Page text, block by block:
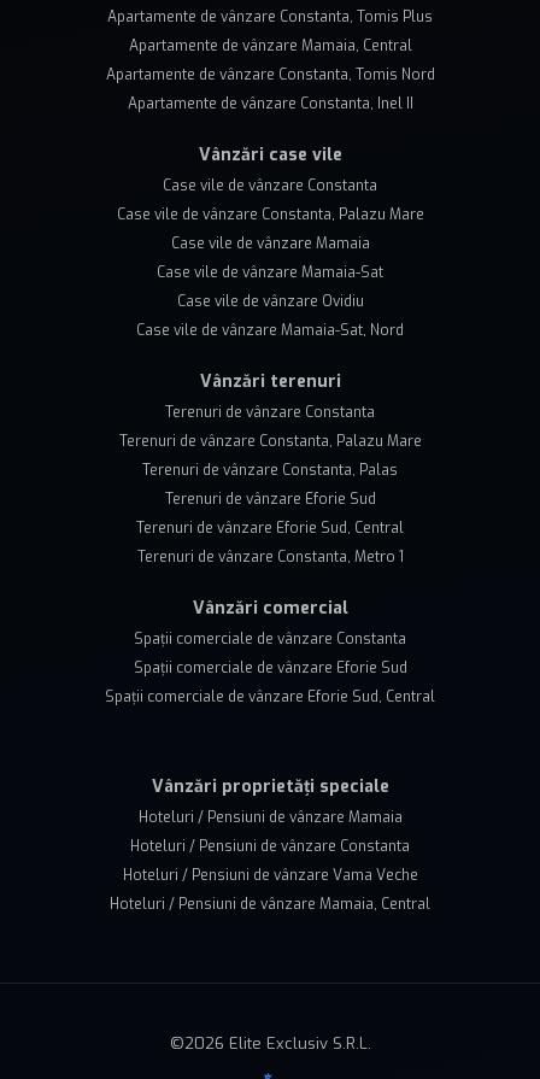
Apartamente de vânzare Constanta, Tomis Plus
Apartamente de vânzare Mamaia, Central
Apartamente de vânzare Constanta, Tomis Nord
Apartamente de vânzare Constanta, Inel II
Vânzări case vile
Case vile de vânzare Constanta
Case vile de vânzare Constanta, Palazu Mare
Case vile de vânzare Mamaia
Case vile de vânzare Mamaia-Sat
Case vile de vânzare Ovidiu
Case vile de vânzare Mamaia-Sat, Nord
Vânzări terenuri
Terenuri de vânzare Constanta
Terenuri de vânzare Constanta, Palazu Mare
Terenuri de vânzare Constanta, Palas
Terenuri de vânzare Eforie Sud
Terenuri de vânzare Eforie Sud, Central
Terenuri de vânzare Constanta, Metro 1
Vânzări comercial
Spații comerciale de vânzare Constanta
Spații comerciale de vânzare Eforie Sud
Spații comerciale de vânzare Eforie Sud, Central
Vânzări proprietăți speciale
Hoteluri / Pensiuni de vânzare Mamaia
Hoteluri / Pensiuni de vânzare Constanta
Hoteluri / Pensiuni de vânzare Vama Veche
Hoteluri / Pensiuni de vânzare Mamaia, Central
©2026 Elite Exclusiv S.R.L.